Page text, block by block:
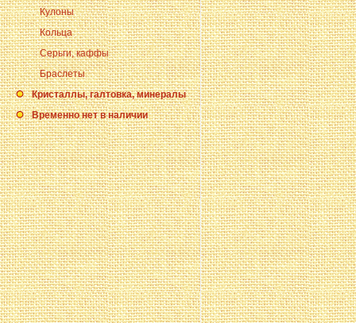
Кулоны
Кольца
Серьги, каффы
Браслеты
Кристаллы, галтовка, минералы
Временно нет в наличии